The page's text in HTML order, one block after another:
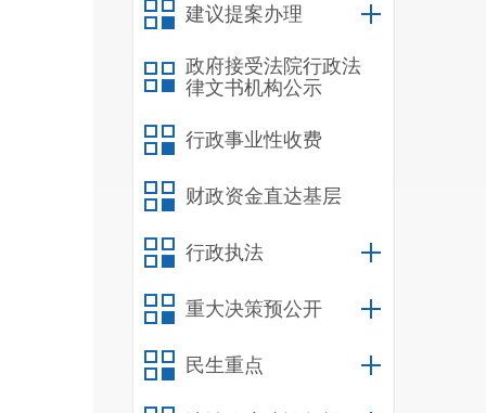
建议提案办理
政府接受法院行政法
律文书机构公示
行政事业性收费
财政资金直达基层
行政执法
重大决策预公开
民生重点